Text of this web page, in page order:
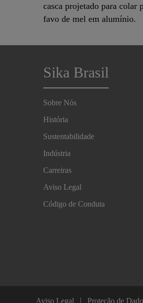
casca projetado para colar
favo de mel em alumínio.
Sika Brasil
Sobre Nós
História
Sustentabilidade
Indústria
Carreiras
Aviso Legal
Código de Conduta
Aviso Legal Proteção de